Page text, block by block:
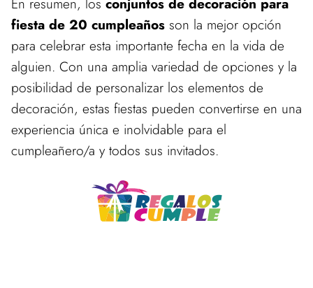
fiesta de 20 cumpleaños son la mejor opción
para celebrar esta importante fecha en la vida de
alguien. Con una amplia variedad de opciones y la
posibilidad de personalizar los elementos de
decoración, estas fiestas pueden convertirse en una
experiencia única e inolvidable para el
cumpleañero/a y todos sus invitados.